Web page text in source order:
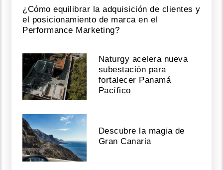
¿Cómo equilibrar la adquisición de clientes y
el posicionamiento de marca en el
Performance Marketing?
Naturgy acelera nueva
subestación para
fortalecer Panamá
Pacífico
Descubre la magia de
Gran Canaria